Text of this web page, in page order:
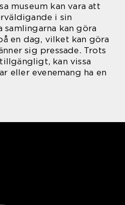
museum kan vara att
i sin
kan göra
en dag, vilket kan göra
sig pressade. Trots
kan vissa
eller evenemang ha en